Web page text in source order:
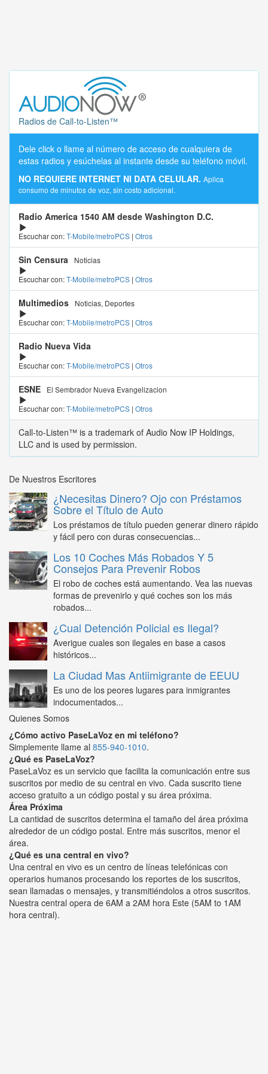
Radios de Call-to-Listen™
Dele click o llame al número de acceso de cualquiera de
estas radios y esúchelas al instante desde su teléfono móvil.
NO REQUIERE INTERNET NI DATA CELULAR. Aplica
consumo de minutos de voz, sin costo adicional.
Radio America 1540 AM desde Washington D.C.
Escuchar con:T-Mobile/metroPCS | Otros
Sin Censura
Noticias
Escuchar con:T-Mobile/metroPCS | Otros
Multimedios
Noticias, Deportes
Escuchar con:T-Mobile/metroPCS | Otros
Radio Nueva Vida
Escuchar con:T-Mobile/metroPCS | Otros
ESNE
El Sembrador Nueva Evangelizacion
Escuchar con:T-Mobile/metroPCS | Otros
Call-to-Listen™ is a trademark of Audio Now IP Holdings,
LLC and is used by permission.
De Nuestros Escritores
¿Necesitas Dinero? Ojo con Préstamos
Sobre el Título de Auto
Los préstamos de título pueden generar dinero rápido
y fácil pero con duras consecuencias...
Los 10 Coches Más Robados Y 5
Consejos Para Prevenir Robos
El robo de coches está aumentando. Vea las nuevas
formas de prevenirlo y qué coches son los más
robados...
¿Cual Detención Policial es Ilegal?
Averigue cuales son ilegales en base a casos
históricos...
La Ciudad Mas Antiimigrante de EEUU
Es uno de los peores lugares para inmigrantes
indocumentados...
Quienes Somos
¿Cómo activo PaseLaVoz en mi teléfono?
Simplemente llame al 855-940-1010.
¿Qué es PaseLaVoz?
PaseLaVoz es un servicio que facilita la comunicación entre sus
suscritos por medio de su central en vivo. Cada suscrito tiene
acceso gratuito a un código postal y su área próxima.
Área Próxima
La cantidad de suscritos determina el tamaño del área próxima
alrededor de un código postal. Entre más suscritos, menor el
área.
¿Qué es una central en vivo?
Una central en vivo es un centro de líneas telefónicas con
operarios humanos procesando los reportes de los suscritos,
sean llamadas o mensajes, y transmitiéndolos a otros suscritos.
Nuestra central opera de 6AM a 2AM hora Este (5AM to 1AM
hora central).